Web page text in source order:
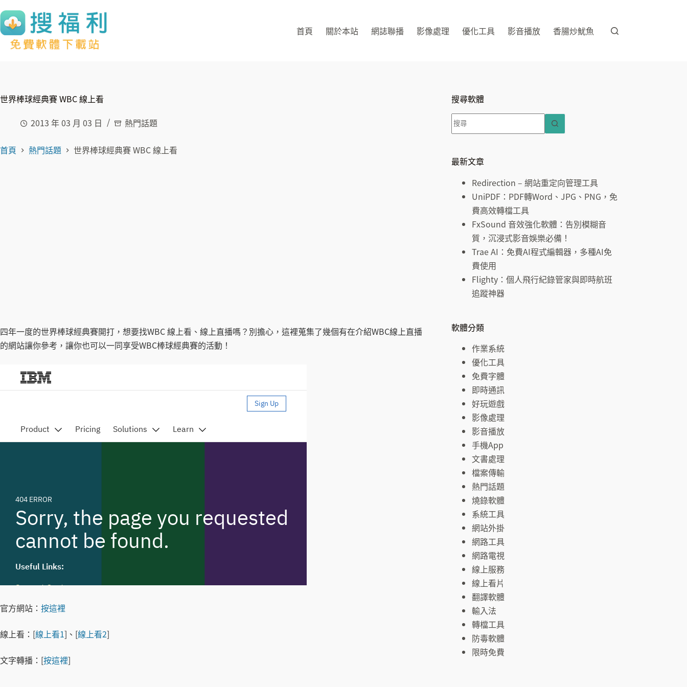
至
主
首頁 關於本站 網誌聯播 影像處理 優化工具 影音播放 香腸炒魷魚
世界棒球經典賽 WBC 線上看
2013 年 03 月 03 日
熱門話題
首頁 熱門話題 世界棒球經典賽 WBC 線上看
四年一度的世界棒球經典賽開打，想要找WBC 線上看、線上直播嗎？別擔心，這裡蒐集了幾個有在介紹WBC線上直播
的網站讓你參考，讓你也可以一同享受WBC棒球經典賽的活動！
官方網站： 按這裡
線上看：[線上看1]、[線上看2]
文字轉播：[按這裡]
搜尋軟體
找
不
符
最新文章
Redirection – 網站重定向管理工具
UniPDF：PDF轉Word、JPG、PNG，免
費高效轉檔工具
FxSound 音效強化軟體：告別模糊音
質，沉浸式影音娛樂必備！
Trae AI：免費AI程式編輯器，多種AI免
費使用
Flighty：個人飛行紀錄管家與即時航班
追蹤神器
軟體分類
作業系統
優化工具
免費字體
即時通訊
好玩遊戲
影像處理
影音播放
手機App
文書處理
檔案傳輸
熱門話題
燒錄軟體
系統工具
網站外掛
網路工具
網路電視
線上服務
線上看片
翻譯軟體
輸入法
轉檔工具
防毒軟體
限時免費